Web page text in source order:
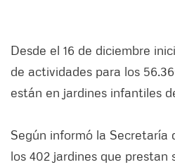
Desde el 16 de diciembre
de actividades para los
están en jardines infantiles
Según informó la Secretaría
los 402 jardines que prestan